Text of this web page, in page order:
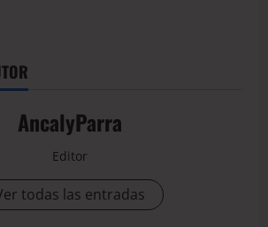
AncalyParra
Editor
todas las entradas